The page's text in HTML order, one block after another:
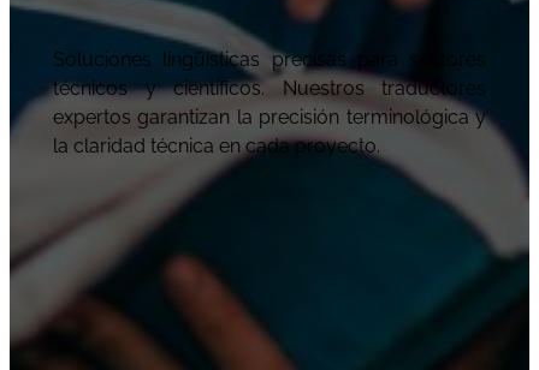
Soluciones lingüísticas precisas para sectores
técnicos y científicos. Nuestros traductores
expertos garantizan la precisión terminológica y
la claridad técnica en cada proyecto.